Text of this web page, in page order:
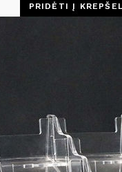
PRIDĖTI Į